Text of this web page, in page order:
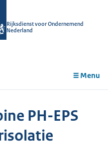
Rijksdienst voor Ondernemend
Nederland
Menu
PH-EPS